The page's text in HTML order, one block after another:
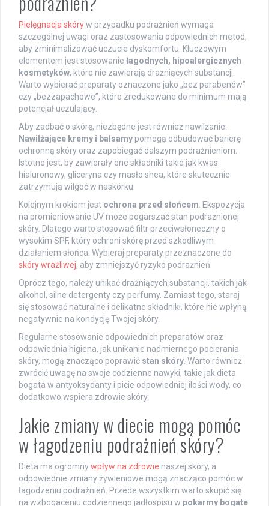
Pielęgnacja skóryw przypadku podrażnień wymaga
szczególnej uwagi oraz zastosowania odpowiednich metod,
aby zminimalizować uczucie dyskomfortu. Kluczowym
elementem jest stosowanie łagodnych, hipoalergicznych
kosmetyków, które nie zawierają drażniących substancji.
Warto wybierać preparaty oznaczone jako „bez parabenów”
czy „bezzapachowe”, które zredukowane do minimum mają
potencjał uczulający.
Aby zadbać o skórę, niezbędne jest również nawilżanie.
Nawilżające kremy i balsamy pomogą odbudować barierę
ochronną skóry oraz zapobiegać dalszym podrażnieniom.
Istotne jest, by zawierały one składniki takie jak kwas
hialuronowy, gliceryna czy masło shea, które skutecznie
zatrzymują wilgoć w naskórku.
Kolejnym krokiem jest ochrona przed słońcem . Ekspozycja
na promieniowanie UV może pogarszać stan podrażnionej
skóry. Dlatego warto stosować filtr przeciwsłoneczny o
wysokim SPF, który ochroni skórę przed szkodliwym
działaniem słońca. Wybieraj preparaty przeznaczone do
skóry wrażliwej, aby zmniejszyć ryzyko podrażnień.
Oprócz tego, należy unikać drażniących substancji, takich jak
alkohol, silne detergenty czy perfumy. Zamiast tego, staraj
się stosować naturalne i delikatne składniki, które nie wpłyną
negatywnie na kondycję Twojej skóry.
Regularne stosowanie odpowiednich preparatów oraz
odpowiednia higiena, jak unikanie nadmiernego pocierania
skóry, mogą znacząco poprawić stan skóry . Warto również
zwrócić uwagę na swoje codzienne nawyki, takie jak dieta
bogata w antyoksydanty i picie odpowiedniej ilości wody, co
dodatkowo wspiera zdrowie skóry.
Jakie zmiany w diecie mogą pomóc
w łagodzeniu podrażnień skóry?
Dieta ma ogromnywpływ na zdrowie naszej skóry, a
odpowiednie zmiany żywieniowe mogą znacząco pomóc w
łagodzeniu podrażnień. Przede wszystkim warto skupić się
na wzbogaceniu codziennego jadłospisu w pokarmy bogate